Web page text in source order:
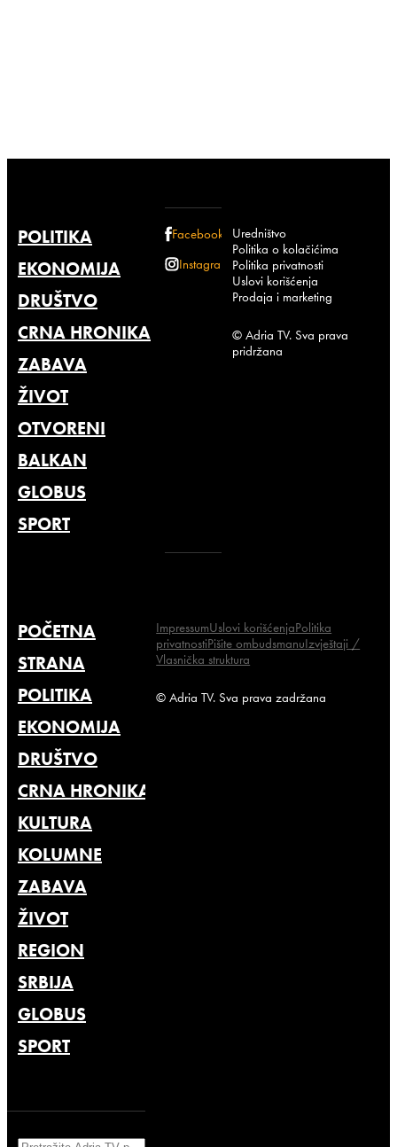
POLITIKA
EKONOMIJA
DRUŠTVO
CRNA HRONIKA
ZABAVA
ŽIVOT
OTVORENI
BALKAN
GLOBUS
SPORT
Facebook
Instagram
Uredništvo
Politika o kolačićima
Politika privatnosti
Uslovi korišćenja
Prodaja i marketing
© Adria TV. Sva prava
pridržana
POČETNA
STRANA
POLITIKA
EKONOMIJA
DRUŠTVO
CRNA HRONIKA
KULTURA
KOLUMNE
ZABAVA
ŽIVOT
REGION
SRBIJA
GLOBUS
SPORT
ImpressumUslovi korišćenjaPolitika
privatnostiPišite ombudsmanuIzvještaji /
Vlasnička struktura
© Adria TV. Sva prava zadržana